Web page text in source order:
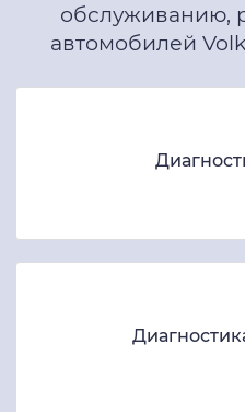
обслуживанию,
автомобилей